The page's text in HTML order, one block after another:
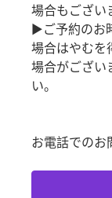
場合もござい
▶ご予約のお
場合はやむを
場合がござい
い。
お電話での